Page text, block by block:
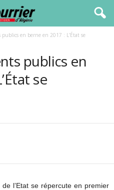
publics en berne en 2017 : L’État se
publics en
se
l’Etat se répercute en premier